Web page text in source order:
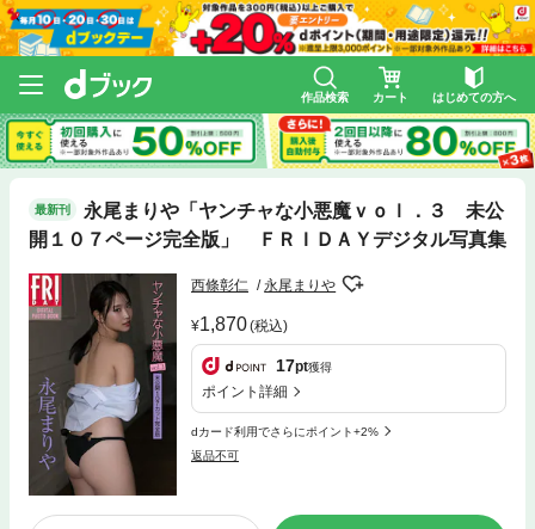
作品検索 カート はじめての方へ
最新刊
永尾まりや「ヤンチャな小悪魔ｖｏｌ．３ 未公
開１０７ページ完全版」 ＦＲＩＤＡＹデジタル写真集
西條彰仁 永尾まりや
1,870(税込)
17pt獲得
ポイント詳細
dカード利用でさらにポイント+2%
返品不可